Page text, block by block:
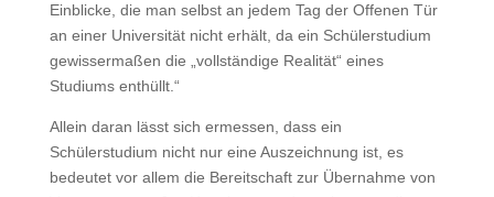
Einblicke, die man selbst an jedem Tag der Offenen Tür
an einer Universität nicht erhält, da ein Schülerstudium
gewissermaßen die „vollständige Realität“ eines
Studiums enthüllt.“
Allein daran lässt sich ermessen, dass ein
Schülerstudium nicht nur eine Auszeichnung ist, es
bedeutet vor allem die Bereitschaft zur Übernahme von